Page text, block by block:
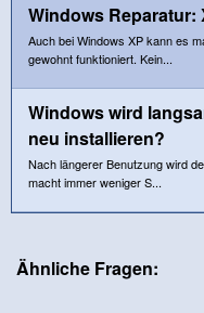
Windows Reparatur:
Auch bei Windows XP kann es
gewohnt funktioniert. Kein...
Windows wird
neu installieren?
Nach längerer Benutzung wird
macht immer weniger S...
Ähnliche Fragen: